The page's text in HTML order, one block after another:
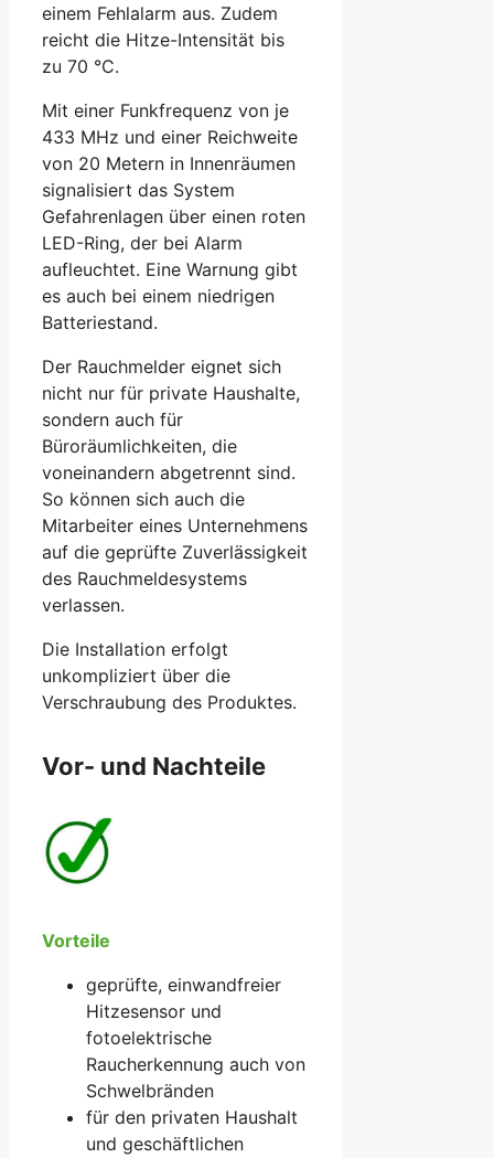
einem Fehlalarm aus. Zudem
reicht die Hitze-Intensität bis
zu 70 °C.
Mit einer Funkfrequenz von je
433 MHz und einer Reichweite
von 20 Metern in Innenräumen
signalisiert das System
Gefahrenlagen über einen roten
LED-Ring, der bei Alarm
aufleuchtet. Eine Warnung gibt
es auch bei einem niedrigen
Batteriestand.
Der Rauchmelder eignet sich
nicht nur für private Haushalte,
sondern auch für
Büroräumlichkeiten, die
voneinandern abgetrennt sind.
So können sich auch die
Mitarbeiter eines Unternehmens
auf die geprüfte Zuverlässigkeit
des Rauchmeldesystems
verlassen.
Die Installation erfolgt
unkompliziert über die
Verschraubung des Produktes.
Vor- und Nachteile
Vorteile
geprüfte, einwandfreier
Hitzesensor und
fotoelektrische
Raucherkennung auch von
Schwelbränden
für den privaten Haushalt
und geschäftlichen